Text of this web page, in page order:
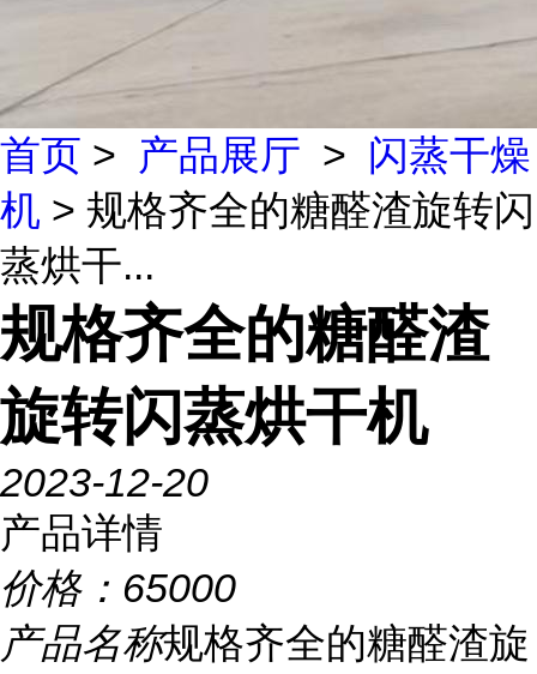
首页 > 产品展厅 > 闪蒸干燥
机 > 规格齐全的糖醛渣旋转闪
蒸烘干...
规格齐全的糖醛渣
旋转闪蒸烘干机
2023-12-20
产品详情
价格： 65000
产品名称规格齐全的糖醛渣旋